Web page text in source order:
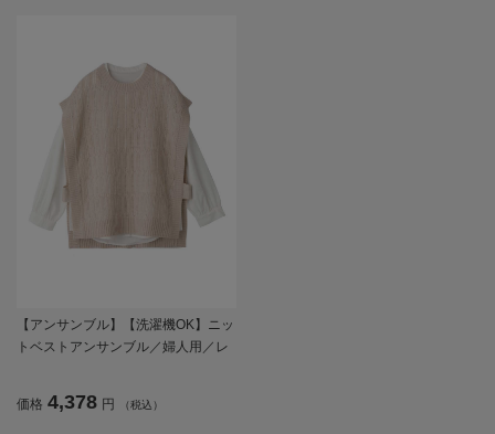
【アンサンブル】【洗濯機OK】ニッ
トベストアンサンブル／婦人用／レ
／ギフト 【CF】
価格 4,378 円 （税込）